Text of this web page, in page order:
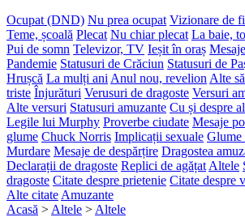
Ocupat (DND) Nu prea ocupat Vizionare de
Teme, școală Plecat Nu chiar plecat La baie,
Pui de somn Televizor, TV Ieșit în oraș
Pandemie Statusuri de Crăciun Statusuri de
Hrușcă La mulți ani Anul nou, revelion Alte
triste Înjurături Verusuri de dragoste Versuri
Alte versuri Statusuri amuzante Cu și despre
Legile lui Murphy Proverbe ciudate Mesaje
glume Chuck Norris Implicații sexuale Glume
Murdare Mesaje de despărțire Dragostea
Declarații de dragoste Replici de agățat Altele
dragoste Citate despre prietenie Citate despre
Alte citate Amuzante
Acasă > Altele > Altele